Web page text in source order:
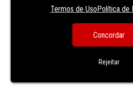
Termos de UsoPolítica de
Concordar
Rejeitar